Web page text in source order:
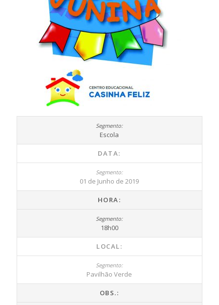
Escola
DATA:
01 de Junho de 2019
HORA:
18h00
LOCAL:
Pavilhão Verde
OBS.: